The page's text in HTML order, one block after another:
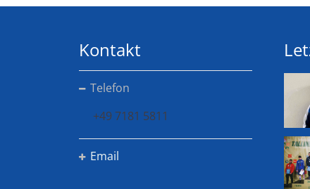
Kontakt
Telefon
+49 7181 5811
Email